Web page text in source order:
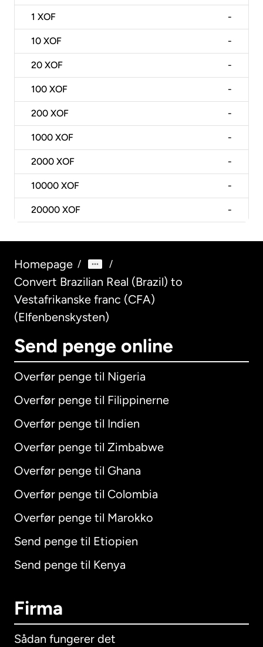
1 XOF -
10 XOF -
20 XOF -
100 XOF -
200 XOF -
1000 XOF -
2000 XOF -
10000 XOF -
20000 XOF -
Homepage / /
Convert Brazilian Real (Brazil) to
Vestafrikanske franc (CFA)
(Elfenbenskysten)
Send penge online
Overfør penge til Nigeria
Overfør penge til Filippinerne
Overfør penge til Indien
Overfør penge til Zimbabwe
Overfør penge til Ghana
Overfør penge til Colombia
Overfør penge til Marokko
Send penge til Etiopien
Send penge til Kenya
Firma
Sådan fungerer det